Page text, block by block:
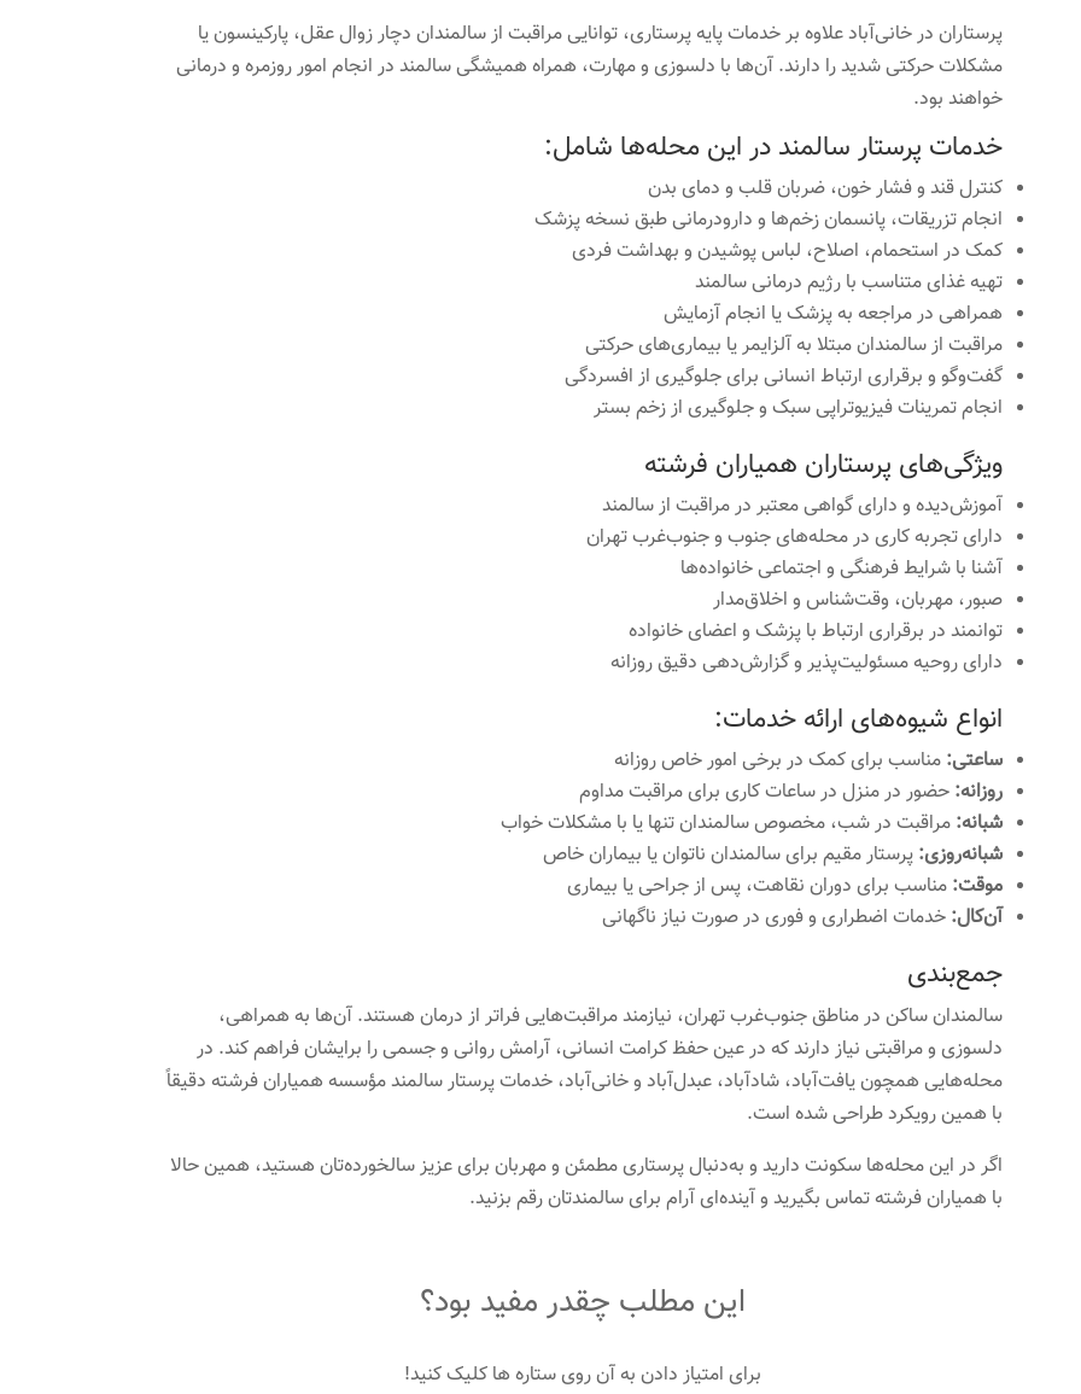
پرستاران در خانی‌آباد علاوه بر خدمات پایه پرستاری، توانایی مراقبت از سالمندان دچار زوال عقل، پارکینسون یا
مشکلات حرکتی شدید را دارند. آن‌ها با دلسوزی و مهارت، همراه همیشگی سالمند در انجام امور روزمره و درمانی
خواهند بود.
خدمات پرستار سالمند در این محله‌ها شامل:
کنترل قند و فشار خون، ضربان قلب و دمای بدن
انجام تزریقات، پانسمان زخم‌ها و دارودرمانی طبق نسخه پزشک
کمک در استحمام، اصلاح، لباس پوشیدن و بهداشت فردی
تهیه غذای متناسب با رژیم درمانی سالمند
همراهی در مراجعه به پزشک یا انجام آزمایش
مراقبت از سالمندان مبتلا به آلزایمر یا بیماری‌های حرکتی
گفت‌وگو و برقراری ارتباط انسانی برای جلوگیری از افسردگی
انجام تمرینات فیزیوتراپی سبک و جلوگیری از زخم بستر
ویژگی‌های پرستاران همیاران فرشته
آموزش‌دیده و دارای گواهی معتبر در مراقبت از سالمند
دارای تجربه کاری در محله‌های جنوب و جنوب‌غرب تهران
آشنا با شرایط فرهنگی و اجتماعی خانواده‌ها
صبور، مهربان، وقت‌شناس و اخلاق‌مدار
توانمند در برقراری ارتباط با پزشک و اعضای خانواده
دارای روحیه مسئولیت‌پذیر و گزارش‌دهی دقیق روزانه
انواع شیوه‌های ارائه خدمات:
ساعتی: مناسب برای کمک در برخی امور خاص روزانه
روزانه: حضور در منزل در ساعات کاری برای مراقبت مداوم
شبانه: مراقبت در شب، مخصوص سالمندان تنها یا با مشکلات خواب
شبانه‌روزی: پرستار مقیم برای سالمندان ناتوان یا بیماران خاص
موقت: مناسب برای دوران نقاهت، پس از جراحی یا بیماری
آن‌کال: خدمات اضطراری و فوری در صورت نیاز ناگهانی
جمع‌بندی
سالمندان ساکن در مناطق جنوب‌غرب تهران، نیازمند مراقبت‌هایی فراتر از درمان هستند. آن‌ها به همراهی،
دلسوزی و مراقبتی نیاز دارند که در عین حفظ کرامت انسانی، آرامش روانی و جسمی را برایشان فراهم کند. در
محله‌هایی همچون یافت‌آباد، شادآباد، عبدل‌آباد و خانی‌آباد، خدمات پرستار سالمند مؤسسه همیاران فرشته دقیقاً
با همین رویکرد طراحی شده است.
اگر در این محله‌ها سکونت دارید و به‌دنبال پرستاری مطمئن و مهربان برای عزیز سالخورده‌تان هستید، همین حالا
با همیاران فرشته تماس بگیرید و آینده‌ای آرام برای سالمندتان رقم بزنید.
این مطلب چقدر مفید بود؟
برای امتیاز دادن به آن روی ستاره ها کلیک کنید!